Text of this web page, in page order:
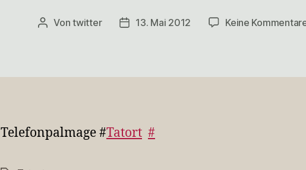
Beitragsautor
Vontwitter Veröffentlichungsdatum
13. Mai 2012 Keine
Telefonpalmage #Tatort #